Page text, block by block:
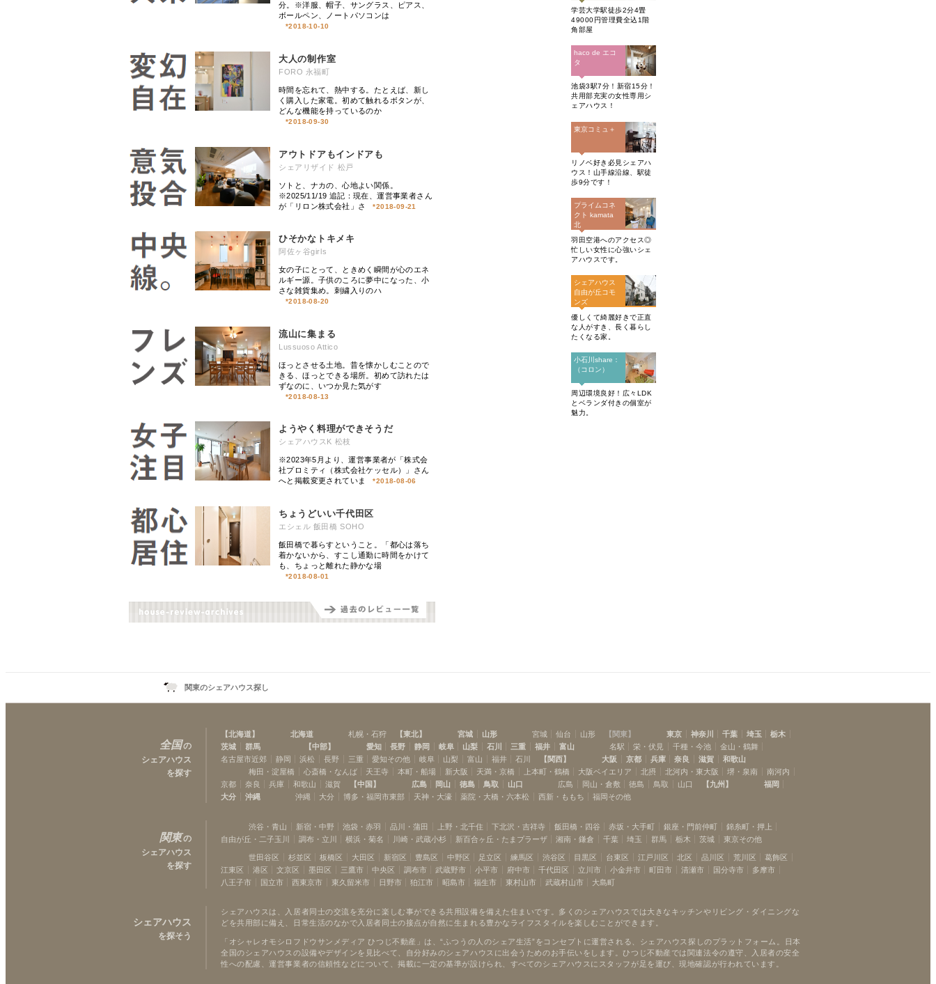
分。※洋服、帽子、サングラス、ピアス、
ボールペン、ノートパソコンは
*2018-10-10
大人の制作室
FORO 永福町
時間を忘れて、熱中する。たとえば、新し
く購入した家電。初めて触れるボタンが、
どんな機能を持っているのか
*2018-09-30
アウトドアもインドアも
シェアリザイド 松戸
ソトと、ナカの、心地よい関係。
※2025/11/19 追記：現在、運営事業者さん
が「リロン株式会社」さ
*2018-09-21
ひそかなトキメキ
阿佐ヶ谷girls
女の子にとって、ときめく瞬間が心のエネ
ルギー源。子供のころに夢中になった、小
さな雑貨集め。刺繍入りのハ
*2018-08-20
流山に集まる
Lussuoso Attico
ほっとさせる土地。昔を懐かしむことので
きる、ほっとできる場所。初めて訪れたは
ずなのに、いつか見た気がす
*2018-08-13
ようやく料理ができそうだ
シェアハウスK 松枝
※2023年5月より、運営事業者が「株式会
社プロミティ（株式会社ケッセル）」さん
へと掲載変更されていま
*2018-08-06
ちょうどいい千代田区
エシェル 飯田橋 SOHO
飯田橋で暮らすということ。「都心は落ち
着かないから、すこし通勤に時間をかけて
も、ちょっと離れた静かな場
*2018-08-01
学芸大学駅徒歩2分4畳
49000円管理費全込1階
角部屋
haco de エコ
タ
池袋3駅7分！新宿15分！
共用部充実の女性専用シ
ェアハウス！
東京コミュ＋
リノベ好き必見シェアハ
ウス！山手線沿線、駅徒
歩9分です！
プライムコネ
クト kamata
北
羽田空港へのアクセス◎
忙しい女性に心強いシェ
アハウスです。
シェアハウス
自由が丘コモ
ンズ
優しくて綺麗好きで正直
な人がすき、長く暮らし
たくなる家。
小石川share：
（コロン）
周辺環境良好！広々LDK
とベランダ付きの個室が
魅力。
関東のシェアハウス探し
全国の
シェアハウス
を探す
【北海道】 北海道 札幌・石狩 【東北】 宮城 山形 宮城 仙台 山形 【 関東】 東京 神奈川 千葉 埼玉
栃木
茨城
群馬 【中部】 愛知 長野 静岡 岐阜 山梨 石川 三重 福井 富山 名駅 栄・伏見 千種・今池
金山・鶴舞
名古屋市近郊
静岡 浜松 長野 三重 愛知その他 岐阜 山梨 富山 福井 石川 【関西】 大阪 京都 兵庫 奈良 滋賀
和歌山
梅田・淀屋橋
心斎橋・なんば 天王寺 本町・船場 新大阪 天満・京橋 上本町・鶴橋 大阪ベイエリア 北摂 北河内・東大阪 堺・泉南
南河内
京都
奈良 兵庫 和歌山 滋賀 【中国 】 広島 岡山 徳島 鳥取 山口 広島 岡山・倉敷 徳島 鳥取 山口 【九州 】
福岡
大分
沖縄 沖縄 大分 博多・福岡市東部 天神・大濠 薬院・大橋・六本松 西新・ももち 福岡その他
関東の
シェアハウス
を探す
渋谷・青山 新宿・中野 池袋・赤羽 品川・蒲田 上野・北千住 下北沢・吉祥寺 飯田橋・四谷 赤坂・大手町 銀座・門前仲町
錦糸町・押上
自由が丘・二子玉川
調布・立川 横浜・菊名 川崎・武蔵小杉 新百合ヶ丘・たまプラーザ 湘南・鎌倉 千葉 埼玉 群馬 栃木 茨城 東京その他
世田谷区 杉並区 板橋区 大田区 新宿区 豊島区 中野区 足立区 練馬区 渋谷区 目黒区 台東区 江戸川区 北区 品川区 荒川区
葛飾区
江東区
港区 文京区 墨田区 三鷹市 中央区 調布市 武蔵野市 小平市 府中市 千代田区 立川市 小金井市 町田市 清瀬市 国分寺市
多摩市
八王子市
国立市 西東京市 東久留米市 日野市 狛江市 昭島市 福生市 東村山市 武蔵村山市 大島町
シェアハウス
を探そう
シェアハウスは、入居者同士の交流を充分に楽しむ事ができる共用設備を備えた住まいです。多くのシェアハウスでは大きなキッチンやリビング・ダイニングな
どを共用部に備え、日常生活のなかで入居者同士の接点が自然に生まれる豊かなライフスタイルを楽しむことができます。
「オシャレオモシロフドウサンメディア ひつじ不動産」は、“ふつうの人のシェア生活”をコンセプトに運営される、シェアハウス探しのプラットフォーム。日本
全国のシェアハウスの設備やデザインを見比べて、自分好みのシェアハウスに出会うためのお手伝いをします。ひつじ不動産では関連法令の遵守、入居者の安全
性への配慮、運営事業者の信頼性などについて、掲載に一定の基準が設けられ、すべてのシェアハウスにスタッフが足を運び、現地確認が行われています。